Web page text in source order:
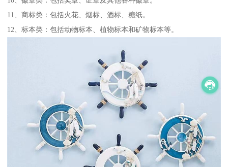
11、商标类：包括火花、烟标、酒标、糖纸。
12、标本类：包括动物标本、植物标本和矿物标本等。